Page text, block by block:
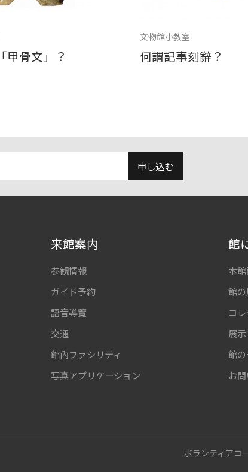
甲骨文」？
文物館小教室
何謂記事刻辭？
申し込む
来館案内
参観情報
ガイド予約
語音導覽
交通
館內ファシリティ
写真アプリケーション
館
本
館
コ
展
館
お
ボランティアコ